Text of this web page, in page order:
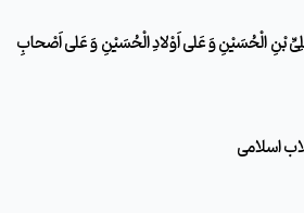
بْنِ الْحُسَيْنِ وَ عَلى اَوْلادِ الْحُسَيْنِ وَ عَلى اَصْحابِ
اسلامی